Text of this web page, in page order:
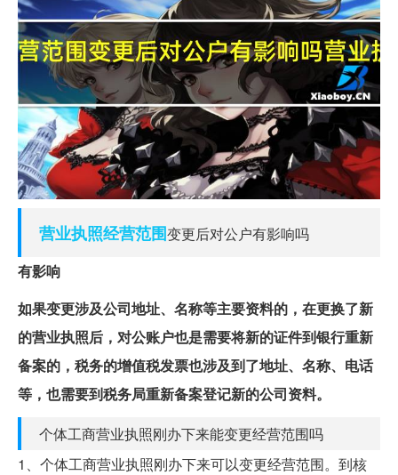
营业执照经营范围变更后对公户有影响吗
有影响
如果变更涉及公司地址、名称等主要资料的，在更换了新
的营业执照后，对公账户也是需要将新的证件到银行重新
备案的，税务的增值税发票也涉及到了地址、名称、电话
等，也需要到税务局重新备案登记新的公司资料。
个体工商营业执照刚办下来能变更经营范围吗
1、个体工商营业执照刚办下来可以变更经营范围。到核